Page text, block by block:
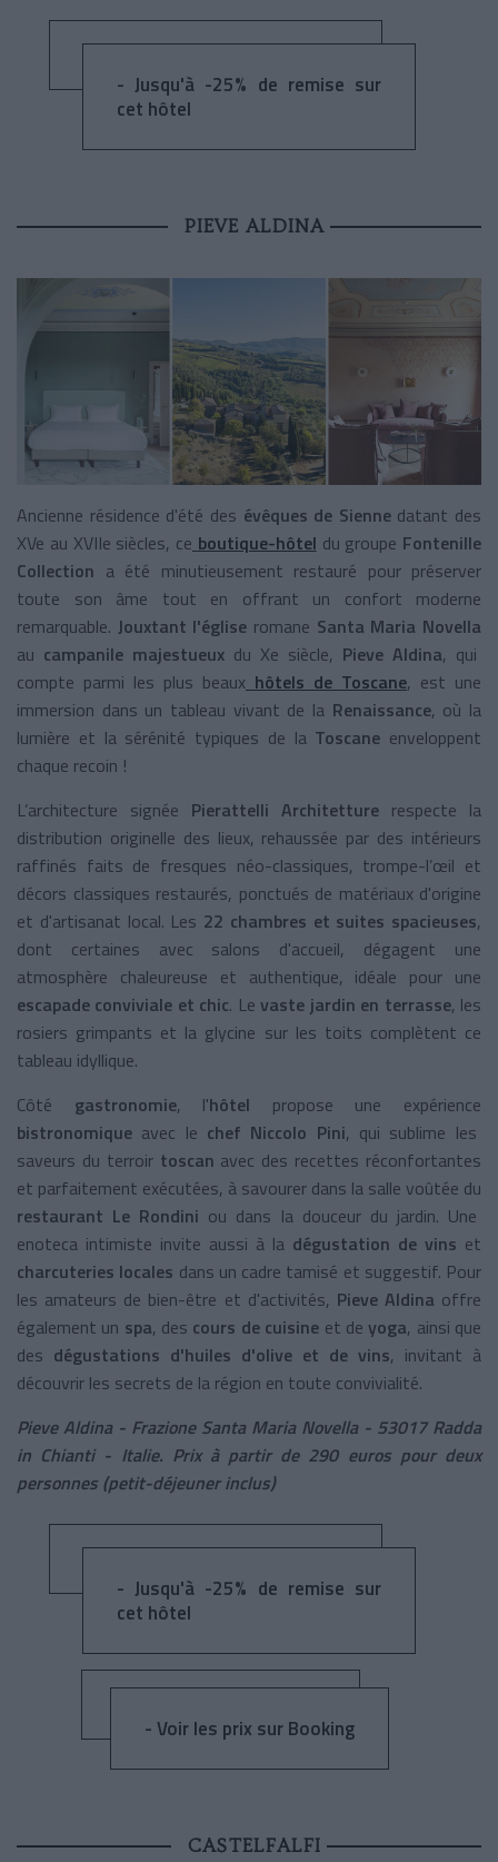
- Jusqu'à -25% de remise sur
cet hôtel
PIEVE ALDINA
Ancienne résidence d'été des évêques de Siennedatant des
XVe au XVIIe siècles, ce boutique-hôtel du groupe Fontenille
Collection a été minutieusement restauré pour préserver
toute son âme tout en offrant un confort moderne
remarquable. Jouxtant l'église romane Santa Maria Novella
au campanile majestueux du Xe siècle, Pieve Aldina, qui
compte parmi les plus beaux hôtels de Toscane, est une
immersion dans un tableau vivant de la Renaissance, où la
lumière et la sérénité typiques de la Toscane enveloppent
chaque recoin !
L’architecture signée Pierattelli Architetture respecte la
distribution originelle des lieux, rehaussée par des intérieurs
raffinés faits de fresques néo-classiques, trompe-l’œil et
décors classiques restaurés, ponctués de matériaux d'origine
et d'artisanat local. Les 22 chambres et suites spacieuses,
dont certaines avec salons d'accueil, dégagent une
atmosphère chaleureuse et authentique, idéale pour une
escapade conviviale et chic. Le vaste jardin en terrasse, les
rosiers grimpants et la glycine sur les toits complètent ce
tableau idyllique.​
Côté gastronomie, l'hôtel propose une expérience
bistronomique avec le chef Niccolo Pini, qui sublime les
saveurs du terroir toscan avec des recettes réconfortantes
et parfaitement exécutées, à savourer dans la salle voûtée du
restaurant Le Rondini ou dans la douceur du jardin. Une
enoteca intimiste invite aussi à la dégustation de vins et
charcuteries locales dans un cadre tamisé et suggestif. Pour
les amateurs de bien-être et d'activités, Pieve Aldina offre
également un spa, des cours de cuisine et deyoga, ainsi que
des dégustations d'huiles d'olive et de vins, invitant à
découvrir les secrets de la région en toute convivialité.​
Pieve Aldina - Frazione Santa Maria Novella - 53017 Radda
in Chianti - Italie. Prix à partir de 290 euros pour deux
personnes (petit-déjeuner inclus)
- Jusqu'à -25% de remise sur
cet hôtel
- Voir les prix sur Booking
CASTELFALFI